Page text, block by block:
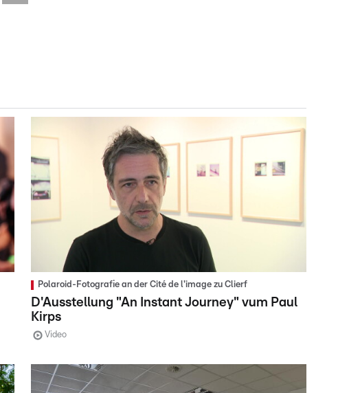
Polaroid-Fotografie an der Cité de l'image zu Clierf
D'Ausstellung "An Instant Journey" vum Paul
Kirps
Video